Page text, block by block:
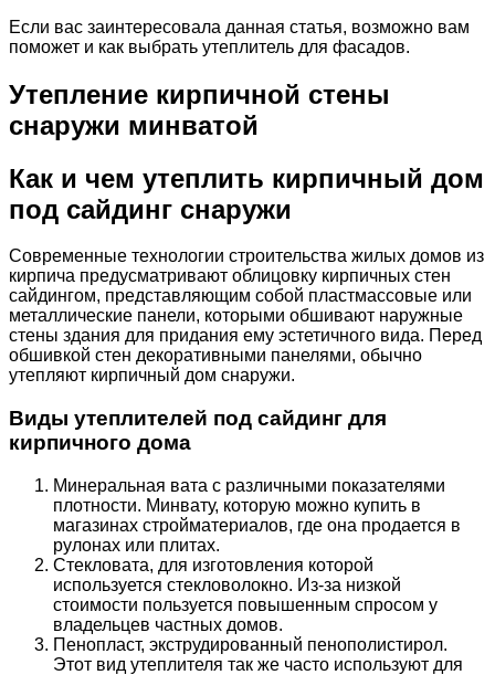
Если вас заинтересовала данная статья, возможно вам
поможет и как выбрать утеплитель для фасадов.
Утепление кирпичной стены
снаружи минватой
Как и чем утеплить кирпичный дом
под сайдинг снаружи
Современные технологии строительства жилых домов из
кирпича предусматривают облицовку кирпичных стен
сайдингом, представляющим собой пластмассовые или
металлические панели, которыми обшивают наружные
стены здания для придания ему эстетичного вида. Перед
обшивкой стен декоративными панелями, обычно
утепляют кирпичный дом снаружи.
Виды утеплителей под сайдинг для
кирпичного дома
Минеральная вата с различными показателями
плотности. Минвату, которую можно купить в
магазинах стройматериалов, где она продается в
рулонах или плитах.
Стекловата, для изготовления которой
используется стекловолокно. Из-за низкой
стоимости пользуется повышенным спросом у
владельцев частных домов.
Пенопласт, экструдированный пенополистирол.
Этот вид утеплителя так же часто используют для